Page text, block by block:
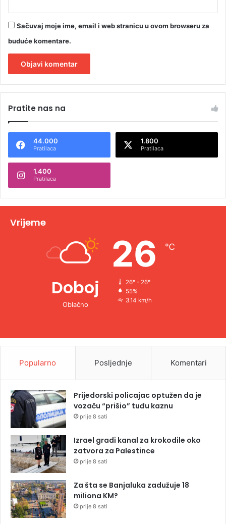
Sačuvaj moje ime, email i web stranicu u ovom browseru za
buduće komentare.
t
n
t
v
Pratite nas na
44.000
Pratilaca
1.800
Pratilaca
1.400
Pratilaca
Vrijeme
Doboj
Oblačno
26 ℃
26º - 26º
55%
3.14 km/h
Popularno Posljednje Komentari
Prijedorski policajac optužen da je
vozaču “prišio” tuđu kaznu
prije 8 sati
Izrael gradi kanal za krokodile oko
zatvora za Palestince
prije 8 sati
Za šta se Banjaluka zadužuje 18
miliona KM?
prije 8 sati